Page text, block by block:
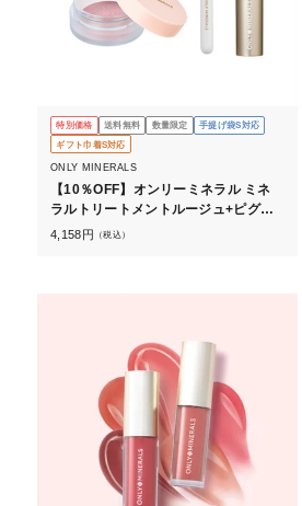
特別価格 送料無料 数量限定
手提げ袋S対応
ギフト巾着S対応
ONLY MINERALS
【10％OFF】オンリーミネラル ミネ
ラルトリートメントルージュ+ピグメ
ントセット
4,158円 （税込）